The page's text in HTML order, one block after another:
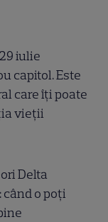
iulie
capitol. Este
care îți poate
vieții
Delta
când o poți